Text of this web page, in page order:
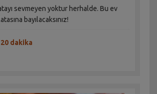
sevmeyen yoktur herhalde. Bu ev
bayılacaksınız!
dakika